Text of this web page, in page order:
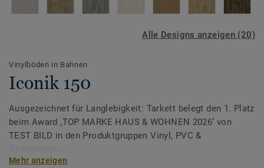
Alle Designs anzeigen (20)
Vinylböden in Bahnen
Iconik 150
Ausgezeichnet für Langlebigkeit: Tarkett belegt den 1. Platz
beim Award ‚TOP MARKE HAUS & WOHNEN 2026‘ von
TEST BILD in den Produktgruppen Vinyl, PVC &
Mehr anzeigen